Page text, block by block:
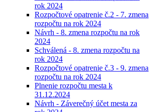
rok 2024
Rozpočtové opatrenie č.2 - 7. zmena
rozpočtu na rok 2024
Návrh - 8. zmena rozpočtu na rok
2024
Schválená - 8. zmena rozpočtu na
rok 2024
Rozpočtové opatrenie č.3 - 9. zmena
rozpočtu na rok 2024
Plnenie rozpočtu mesta k
31.12.2024
Návrh - Záverečný účet mesta za